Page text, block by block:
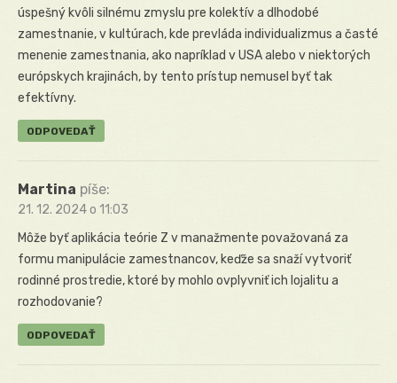
úspešný kvôli silnému zmyslu pre kolektív a dlhodobé
zamestnanie, v kultúrach, kde prevláda individualizmus a časté
menenie zamestnania, ako napríklad v USA alebo v niektorých
európskych krajinách, by tento prístup nemusel byť tak
efektívny.
ODPOVEDAŤ
Martina píše:
21. 12. 2024 o 11:03
Môže byť aplikácia teórie Z v manažmente považovaná za
formu manipulácie zamestnancov, keďže sa snaží vytvoriť
rodinné prostredie, ktoré by mohlo ovplyvniť ich lojalitu a
rozhodovanie?
ODPOVEDAŤ